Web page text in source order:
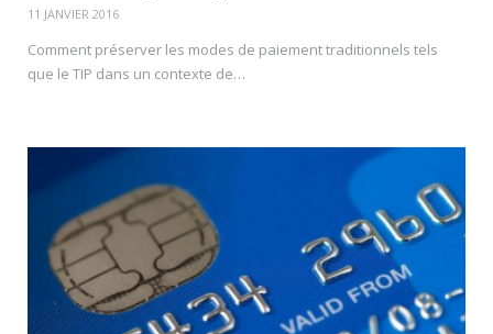
11 JANVIER 2016
Comment préserver les modes de paiement traditionnels tels
que le TIP dans un contexte de…